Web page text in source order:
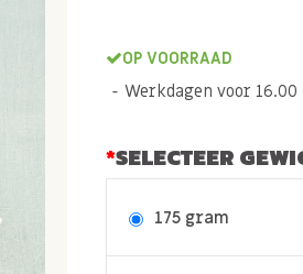
OP VOORRAAD
Werkdagen voor
SELECTEER
175 gram